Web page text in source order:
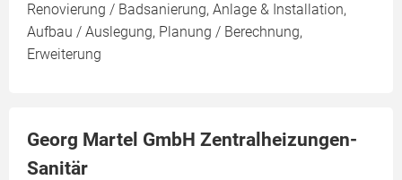
Renovierung / Badsanierung, Anlage & Installation,
Aufbau / Auslegung, Planung / Berechnung,
Erweiterung
Georg Martel GmbH Zentralheizungen-
Sanitär